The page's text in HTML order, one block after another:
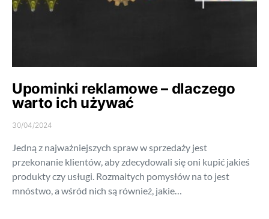
Upominki reklamowe – dlaczego
warto ich używać
30/04/2024
Jedną z najważniejszych spraw w sprzedaży jest
przekonanie klientów, aby zdecydowali się oni kupić jakieś
produkty czy usługi. Rozmaitych pomysłów na to jest
mnóstwo, a wśród nich są również, jakie…